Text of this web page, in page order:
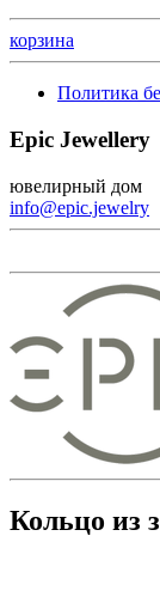
корзина
Политика
Epic Jewellery
ювелирный дом
info@epic.jewelry
Кольцо из